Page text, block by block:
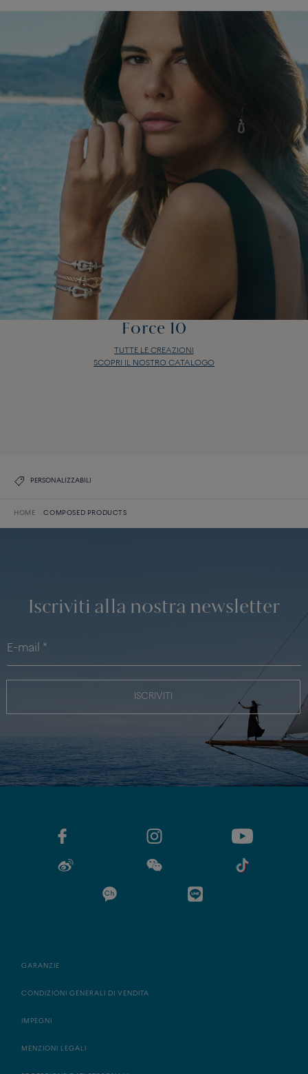
Force 10
TUTTE LE CREAZIONI
SCOPRI IL NOSTRO CATALOGO
PERSONALIZZABILI
HOME COMPOSED PRODUCTS
Iscriviti alla nostra newsletter
ISCRIVITI
GARANZIE
CONDIZIONI GENERALI DI VENDITA
IMPEGNI
MENZIONI LEGALI